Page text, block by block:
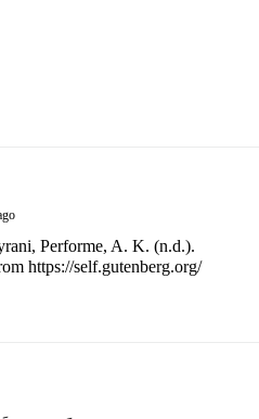
Performe, A. K. (n.d.).
https://self.gutenberg.org/